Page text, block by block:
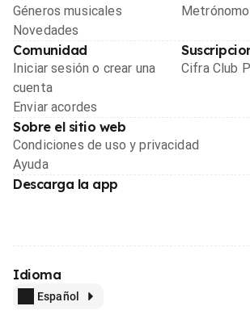
Géneros musicales
Novedades
Metrónomo
Comunidad
Iniciar sesión o crear una
cuenta
Enviar acordes
Cifra Club
Sobre el sitio web
Condiciones de uso y privacidad
Ayuda
Descarga la app
Idioma
Español